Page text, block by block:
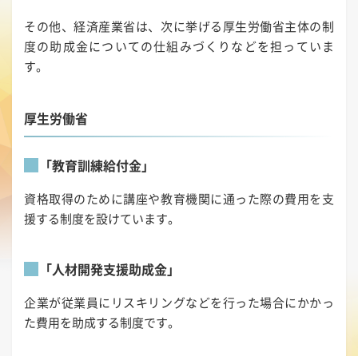
その他、経済産業省は、次に挙げる厚生労働省主体の制
度の助成金についての仕組みづくりなどを担っていま
す。
厚生労働省
「教育訓練給付金」
資格取得のために講座や教育機関に通った際の費用を支
援する制度を設けています。
「人材開発支援助成金」
企業が従業員にリスキリングなどを行った場合にかかっ
た費用を助成する制度です。